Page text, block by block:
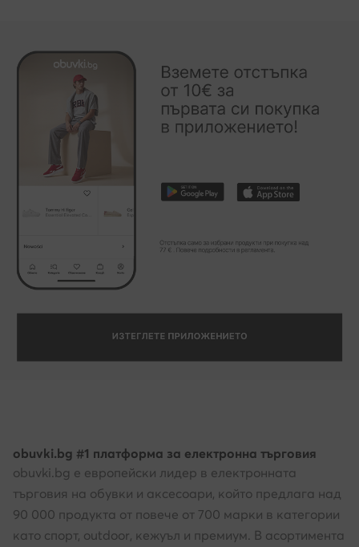
obuvki.bg #1 платформа за електронна търговия
obuvki.bg е европейски лидер в електронната
търговия на обувки и аксесоари, който предлага над
90 000 продукта от повече от 700 марки в категории
като спорт, outdoor, кежуъл и премиум. В асортимента